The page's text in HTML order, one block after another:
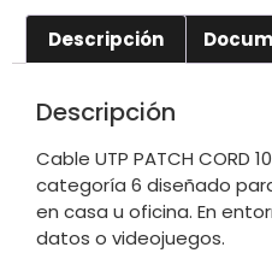
Descripción
Descripción
Cable UTP PATCH CORD
categoría 6 diseñado
en casa u oficina. En
datos o videojuegos.